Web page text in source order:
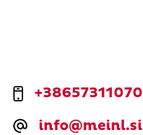
+38657311070
info@meinl.si